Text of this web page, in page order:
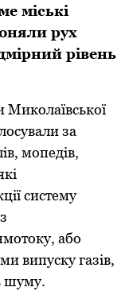
міські
рух
рівень
Миколаївської
за
мопедів,
систему
або
випуску газів,
шуму.